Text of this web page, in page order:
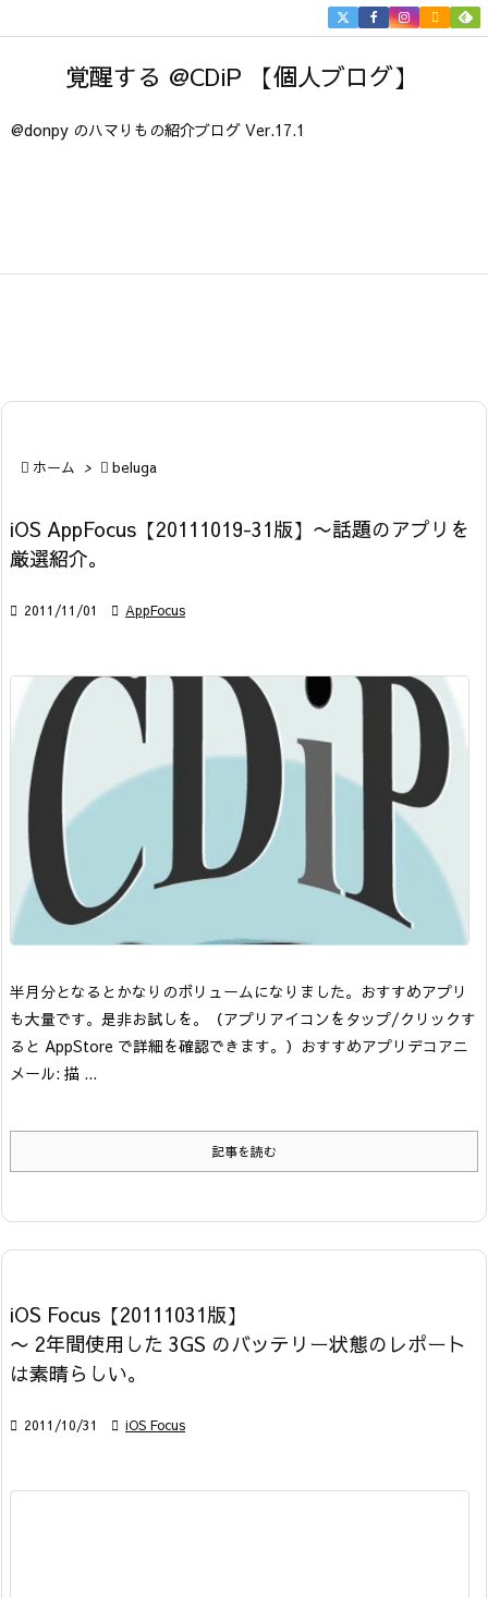
覚醒する @CDiP 【個人ブログ】
@donpy のハマりもの紹介ブログ Ver.17.1


 ホーム >  beluga
iOS AppFocus【20111019-31版】〜話題のアプリを
厳選紹介。
 2011/11/01  AppFocus
半月分となるとかなりのボリュームになりました。おすすめアプリ
も大量です。是非お試しを。
（アプリアイコンをタップ/クリックす
ると AppStore で詳細を確認できます。） おすすめアプリ デコアニ
メール: 描 ...
記事を読む
iOS Focus【20111031版】
〜 2年間使用した 3GS のバッテリー状態のレポート
は素晴らしい。
 2011/10/31  iOS Focus